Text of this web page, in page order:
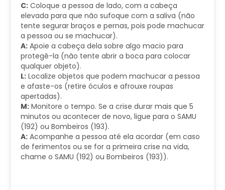
C: Coloque a pessoa de lado, com a cabeça
elevada para que não sufoque com a saliva (não
tente segurar braços e pernas, pois pode machucar
a pessoa ou se machucar).
A: Apoie a cabeça dela sobre algo macio para
protegê-la (não tente abrir a boca para colocar
qualquer objeto).
L: Localize objetos que podem machucar a pessoa
e afaste-os (retire óculos e afrouxe roupas
apertadas).
M: Monitore o tempo. Se a crise durar mais que 5
minutos ou acontecer de novo, ligue para o SAMU
(192) ou Bombeiros (193).
A: Acompanhe a pessoa até ela acordar (em caso
de ferimentos ou se for a primeira crise na vida,
chame o SAMU (192) ou Bombeiros (193)).